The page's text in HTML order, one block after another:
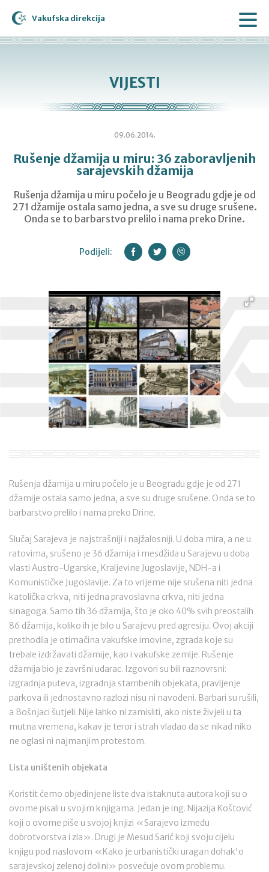
Vakufska direkcija
VIJESTI
09.06.2014.
Rušenje džamija u miru: 36 zaboravljenih
sarajevskih džamija
Rušenja džamija u miru počelo je u Beogradu gdje je od
271 džamije ostala samo jedna, a sve su druge srušene.
Onda se to barbarstvo prelilo i nama preko Drine.
Podijeli:
Rušenja džamija u miru počelo je u Beogradu gdje je od 271
džamije ostala samo jedna, a sve su druge srušene. Onda se to
barbarstvo prelilo i nama preko Drine.
Slučaj Sarajeva je najstrašniji i najžalosniji. U doba mira, a ne u
ratovima, srušeno je 36 džamija i mesdžida u Sarajevu u doba
vlasti Austro-Ugarske, Kraljevine Jugoslavije, NDH-a i
Komunističke Jugoslavije. Za to vrijeme nije srušena niti jedna
katolička crkva, niti jedna pravoslavna crkva, niti jedna
sinagoga. Samo tih 36 džamija, što je oko 40% svih preostalih
86 džamija, koliko ih je bilo u Sarajevu pred agresiju. Ovoj akciji
prethodila je otimačina vakufske imovine, zgrada koje su
trebale izdržavati džamije, kao i vakufske zemlje. Rušenje
džamija bio je završni udarac. Izgovori su bili raznovrsni:
izgradnja puteva, izgradnja stambenih objekata, pravljenje
parkova ili jednostavno razlozi nisu ni navođeni. Barbari su rušili,
a Bošnjaci šutjeli. Nije lahko ni zamisliti, ako niste živjeli u ta
mutna vremena, kakav je teror i strah vladao da se nikad niko
ne oglasi ni najmanjim protestom.
Lista uništenih objekata
Koristit ćemo objedinjene liste dva istaknuta autora koji su o
ovome pisali u svojim knjigama. Jedan je ing. Nijazija Koštović
koji o ovome piše u svojoj knjizi «Sarajevo između
dobrotvorstva i zla». Drugi je Mesud Sarić koji svoju cijelu
knjigu pod naslovom «Kako je urbanistički uragan dohak'o
sarajevskoj zelenoj dolini» posvećuje ovom problemu.